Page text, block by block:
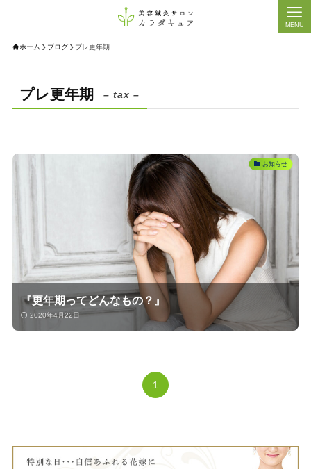
MENU
ホーム ブログ プレ更年期
プレ更年期 – tax –
お知らせ
『更年期ってどんなもの？』
2020年4月22日
1